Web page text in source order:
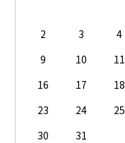
2
3 4
9
10 11
16
17 18
23
24 25
30
31